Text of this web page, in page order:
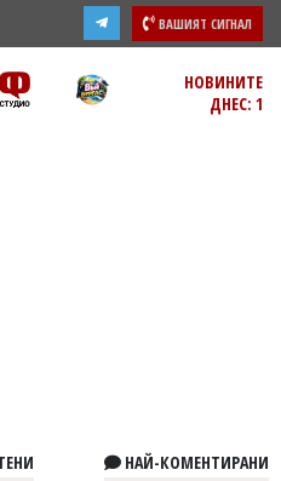
ВАШИЯТ СИГНАЛ
НОВИНИТЕ
ДНЕС: 1
НАЙ-КОМЕНТИРАНИ